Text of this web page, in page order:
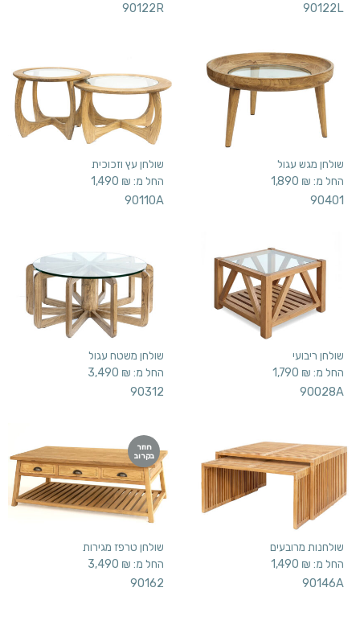
90122L
90122R
שולחן מגש עגול
החל מ: 1,890 ₪
90401
שולחן עץ וזכוכית
החל מ: 1,490 ₪
90110A
שולחן ריבועי
החל מ: 1,790 ₪
90028A
שולחן משטח עגול
החל מ: 3,490 ₪
90312
שולחנות מרובעים
החל מ: 1,490 ₪
90146A
חוזר
בקרוב
שולחן טרפז מגירות
החל מ: 3,490 ₪
90162